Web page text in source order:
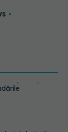
-
de tip 2:
oamenilor.